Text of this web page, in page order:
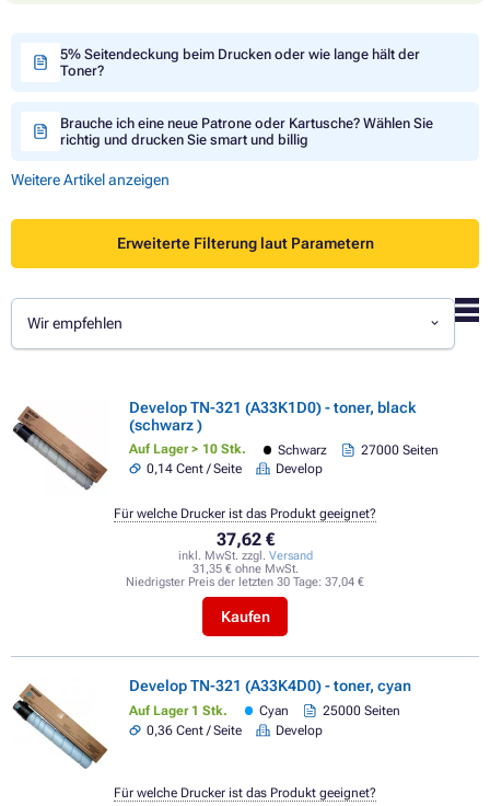
5% Seitendeckung beim Drucken oder wie lange hält der
Toner?
Brauche ich eine neue Patrone oder Kartusche? Wählen Sie
richtig und drucken Sie smart und billig
Weitere Artikel anzeigen
Erweiterte Filterung laut Parametern
Wir empfehlen
Develop TN-321 (A33K1D0) - toner, black
(schwarz )
Auf Lager > 10 Stk. Schwarz
27000 Seiten
0,14 Cent / Seite
Develop
37,62 €
inkl. MwSt. zzgl. Versand
31,35 € ohne MwSt.
Niedrigster Preis der letzten 30 Tage: 37,04 €
Kaufen
Für welche Drucker ist das Produkt geeignet?
Develop TN-321 (A33K4D0) - toner, cyan
Auf Lager 1 Stk. Cyan
25000 Seiten
0,36 Cent / Seite
Develop
Für welche Drucker ist das Produkt geeignet?